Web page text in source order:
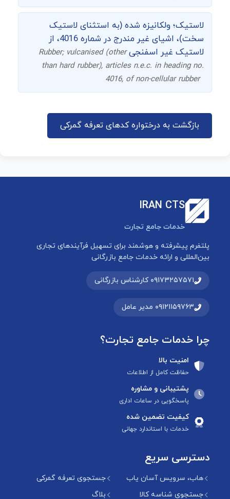
لاستیک؛ ولکانیزه شده (به استثنای لاستیک
سخت)، اشیای غیر مندرج در شماره 4016، از
لاستیک غیر اسفنجیRubber; vulcanised (other
than hard rubber), articles n.e.c. in heading no.
4016, of non-cellular rubber
بازگشت به درختواره کدهای تعرفه گمرکی
IRAN CTS
خدمات جامع تجارت
پلتفرم پیشرفته و هوشمند برای تسهیل فرآیندهای تجاری
بین‌المللی و ارائه خدمات جامع بازرگانی
۰۹۱۷۳۲۵۷۵۷۱ کارشناس بازرگانی
۰۹۱۲۱۱۵۹۷۶۳ مدیر عامل
چرا خدمات جامع تجارت؟
امنیت بالا
حفاظت کامل از اطلاعات
پشتیبانی و مشاوره
پاسخگویی در ساعات اداری
کیفیت تضمین شده
خدمات با استاندارد جهانی
دسترسی سریع
هاب، سرویس آسان یاب
جستجوی تعرفه گمرکی
جستجوی شناسه کالا
بلاگ